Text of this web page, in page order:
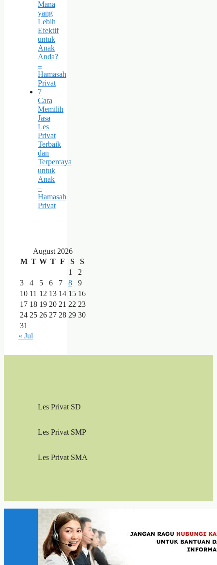
Mana
yang
Lebih
Efektif
untuk
Anak
Anda?
–
Hamasah
Privat
7
Cara
Memilih
Jasa
Les
Privat
Terbaik
dan
Terpercaya
untuk
Anak
–
Hamasah
Privat
August 2026
M T W T F S
S
1
2
3
4 5 6 7 8
9
10 11 12 13 14 15 16
17 18 19 20 21 22 23
24 25 26 27 28 29 30
31
« Jul
Les Privat SD
Les Privat SMP
Les Privat SMA